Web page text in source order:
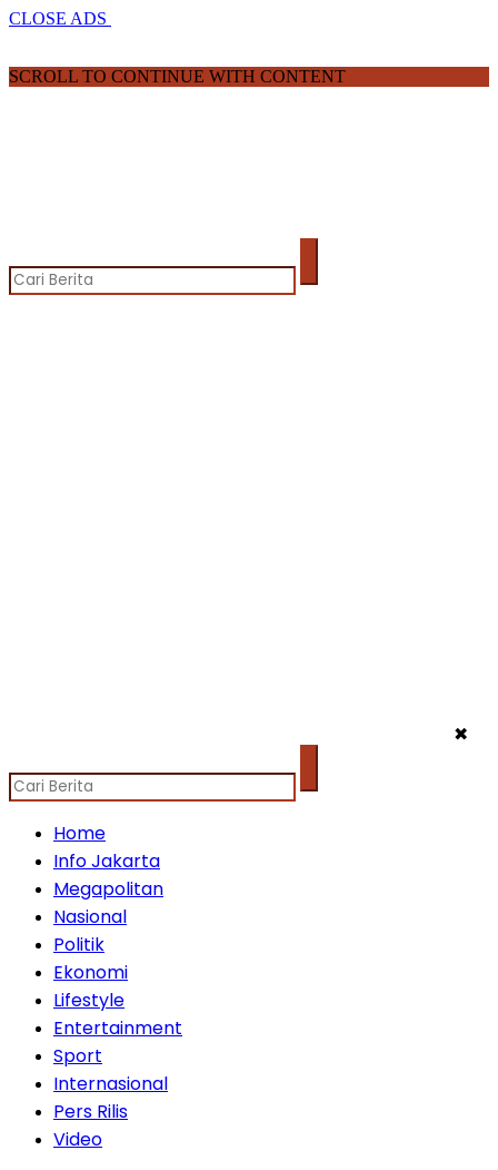
CLOSE ADS
SCROLL TO CONTINUE WITH CONTENT
✖
Home
Info Jakarta
Megapolitan
Nasional
Politik
Ekonomi
Lifestyle
Entertainment
Sport
Internasional
Pers Rilis
Video